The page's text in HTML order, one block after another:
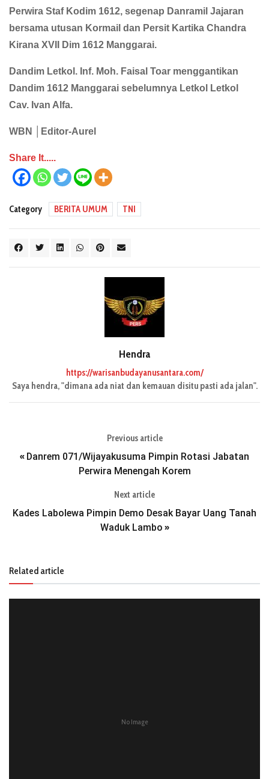
Perwira Staf Kodim 1612, segenap Danramil Jajaran
bersama utusan Kormail dan Persit Kartika Chandra
Kirana XVII Dim 1612 Manggarai.
Dandim Letkol. Inf. Moh. Faisal Toar menggantikan
Dandim 1612 Manggarai sebelumnya Letkol Letkol
Cav. Ivan Alfa.
WBN │Editor-Aurel
Share It.....
Category BERITA UMUM TNI
Hendra
https://warisanbudayanusantara.com/
Saya hendra, "dimana ada niat dan kemauan disitu pasti ada jalan".
Previous article
« Danrem 071/Wijayakusuma Pimpin Rotasi Jabatan
Perwira Menengah Korem
Next article
Kades Labolewa Pimpin Demo Desak Bayar Uang Tanah
Waduk Lambo »
Related article
No Image